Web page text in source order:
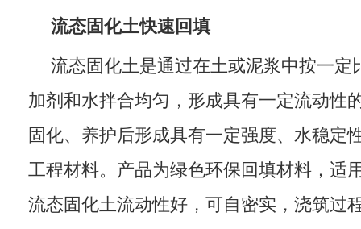
流态固化土快速回填
流态固化土是通过在土或泥浆中按一定
加剂和水拌合均匀，形成具有一定流动性
固化、养护后形成具有一定强度、水稳定
工程材料。产品为绿色环保回填材料，适
流态固化土流动性好，可自密实，浇筑过